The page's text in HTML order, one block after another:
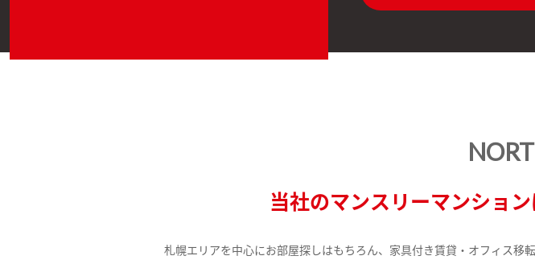
当社のマンスリーマンショ
札幌エリアを中心にお部屋探しはもちろん、家具付き賃貸・オフィス移